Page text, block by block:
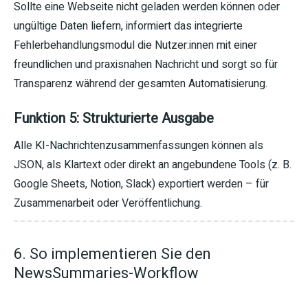
Sollte eine Webseite nicht geladen werden können oder
ungültige Daten liefern, informiert das integrierte
Fehlerbehandlungsmodul die Nutzer:innen mit einer
freundlichen und praxisnahen Nachricht und sorgt so für
Transparenz während der gesamten Automatisierung.
Funktion 5: Strukturierte Ausgabe
Alle KI-Nachrichtenzusammenfassungen können als
JSON, als Klartext oder direkt an angebundene Tools (z. B.
Google Sheets, Notion, Slack) exportiert werden – für
Zusammenarbeit oder Veröffentlichung.
6. So implementieren Sie den
NewsSummaries-Workflow